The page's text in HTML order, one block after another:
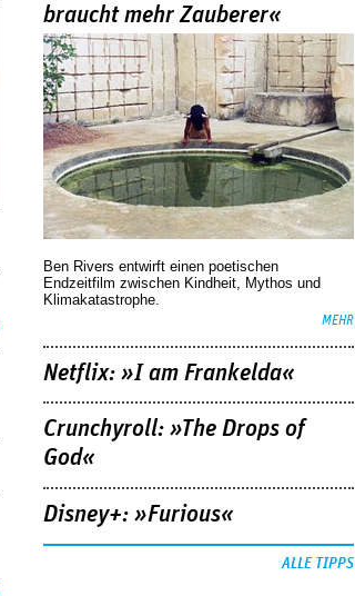
braucht mehr Zauberer«
Ben Rivers entwirft einen poetischen
Endzeitfilm zwischen Kindheit, Mythos und
Klimakatastrophe.
MEHR
Netflix: »I am Frankelda«
Crunchyroll: »The Drops of
God«
Disney+: »Furious«
ALLE TIPPS